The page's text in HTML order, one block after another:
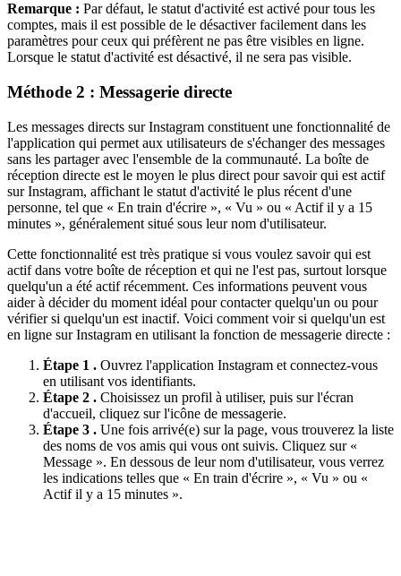
Remarque : Par défaut, le statut d'activité est activé pour tous les
comptes, mais il est possible de le désactiver facilement dans les
paramètres pour ceux qui préfèrent ne pas être visibles en ligne.
Lorsque le statut d'activité est désactivé, il ne sera pas visible.
Méthode 2 : Messagerie directe
Les messages directs sur Instagram constituent une fonctionnalité de
l'application qui permet aux utilisateurs de s'échanger des messages
sans les partager avec l'ensemble de la communauté. La boîte de
réception directe est le moyen le plus direct pour savoir qui est actif
sur Instagram, affichant le statut d'activité le plus récent d'une
personne, tel que « En train d'écrire », « Vu » ou « Actif il y a 15
minutes », généralement situé sous leur nom d'utilisateur.
Cette fonctionnalité est très pratique si vous voulez savoir qui est
actif dans votre boîte de réception et qui ne l'est pas, surtout lorsque
quelqu'un a été actif récemment. Ces informations peuvent vous
aider à décider du moment idéal pour contacter quelqu'un ou pour
vérifier si quelqu'un est inactif. Voici comment voir si quelqu'un est
en ligne sur Instagram en utilisant la fonction de messagerie directe :
Étape 1 . Ouvrez l'application Instagram et connectez-vous
en utilisant vos identifiants.
Étape 2 . Choisissez un profil à utiliser, puis sur l'écran
d'accueil, cliquez sur l'icône de messagerie.
Étape 3 . Une fois arrivé(e) sur la page, vous trouverez la liste
des noms de vos amis qui vous ont suivis. Cliquez sur «
Message ». En dessous de leur nom d'utilisateur, vous verrez
les indications telles que « En train d'écrire », « Vu » ou «
Actif il y a 15 minutes ».